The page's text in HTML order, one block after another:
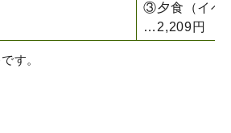
③夕食（イベ
…2,209円
す。